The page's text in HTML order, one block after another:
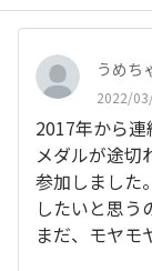
うめち
2022/
2017年から連
メダルが途
参加しました
したいと思う
まだ、モヤモ